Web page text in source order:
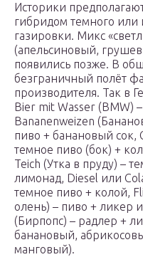
Историки
гибридом темного
газировки. Микс
(апельсиновый,
появились позже. В
безграничный полёт
производителя. Так в
Bier mit Wasser (BMW)
Bananenweizen
пиво + банановый сок,
темное пиво (бок) +
Teich (Утка в пруду) –
лимонад, Diesel или
темное пиво + колой,
олень) – пиво + ликер
(Бирпопс) – радлер +
банановый,
манговый).